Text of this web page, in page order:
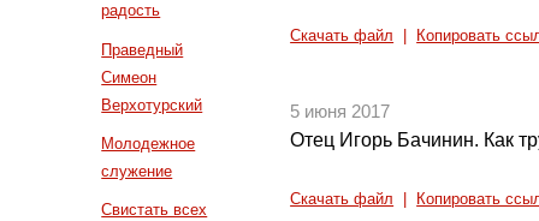
радость
Праведный
Симеон
Верхотурский
Молодежное
служение
Свистать всех
Скачать файл Копировать
5 июня 2017
Отец Игорь Бачинин. Как
Скачать файл Копировать